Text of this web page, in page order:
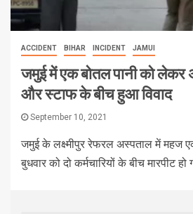
ACCIDENT BIHAR INCIDENT JAMUI
जमुई में एक बोतल पानी को लेकर
और स्टाफ के बीच हुआ विवाद
September 10, 2021
जमुई के लक्ष्मीपुर रेफरल अस्पताल में महज
बुधवार को दो कर्मचारियों के बीच मारपीट